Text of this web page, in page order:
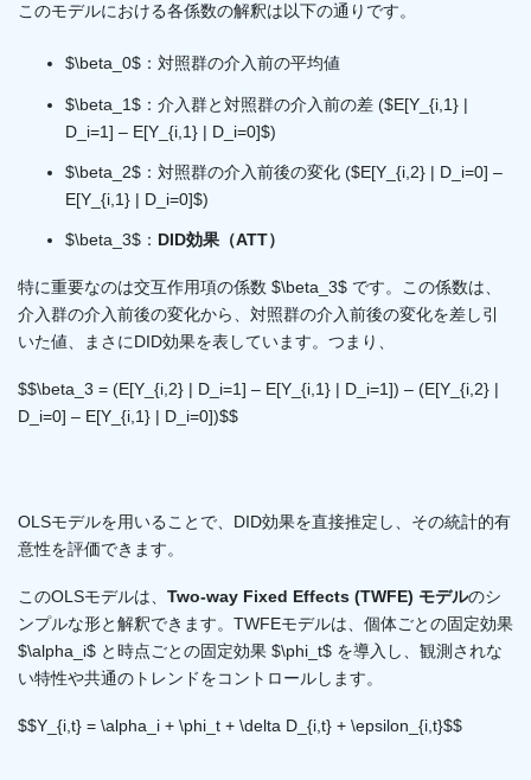
このモデルにおける各係数の解釈は以下の通りです。
$\beta_0$：対照群の介入前の平均値
$\beta_1$：介入群と対照群の介入前の差 ($E[Y_{i,1} |
D_i=1] – E[Y_{i,1} | D_i=0]$)
$\beta_2$：対照群の介入前後の変化 ($E[Y_{i,2} | D_i=0] –
E[Y_{i,1} | D_i=0]$)
$\beta_3$： DID効果（ATT）
特に重要なのは交互作用項の係数 $\beta_3$ です。この係数は、
介入群の介入前後の変化から、対照群の介入前後の変化を差し引
いた値、まさにDID効果を表しています。つまり、
$$\beta_3 = (E[Y_{i,2} | D_i=1] – E[Y_{i,1} | D_i=1]) – (E[Y_{i,2} |
D_i=0] – E[Y_{i,1} | D_i=0])$$
OLSモデルを用いることで、DID効果を直接推定し、その統計的有
意性を評価できます。
このOLSモデルは、 Two-way Fixed Effects (TWFE) モデルのシ
ンプルな形と解釈できます。TWFEモデルは、個体ごとの固定効果
$\alpha_i$ と時点ごとの固定効果 $\phi_t$ を導入し、観測されな
い特性や共通のトレンドをコントロールします。
$$Y_{i,t} = \alpha_i + \phi_t + \delta D_{i,t} + \epsilon_{i,t}$$